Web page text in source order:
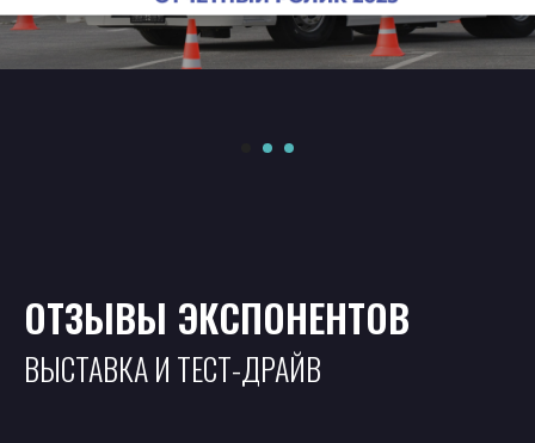
ОТЗЫВЫ ЭКСПОНЕНТОВ
ВЫСТАВКА И ТЕСТ-ДРАЙВ